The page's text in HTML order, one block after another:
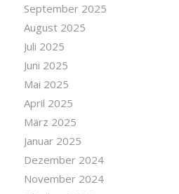
September 2025
August 2025
Juli 2025
Juni 2025
Mai 2025
April 2025
März 2025
Januar 2025
Dezember 2024
November 2024